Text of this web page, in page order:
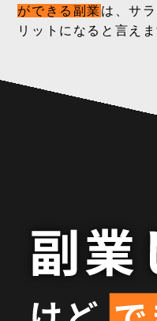
ができる副業 は、サ
リットになると言えま